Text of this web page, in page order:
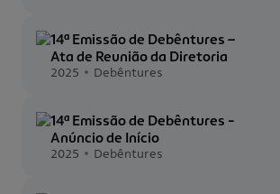
14ª Emissão de Debêntures –
Ata de Reunião da Diretoria
2025 Debêntures
14ª Emissão de Debêntures -
Anúncio de Início
2025 Debêntures